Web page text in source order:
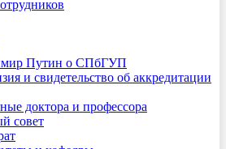
Путин о СПбГУП
и свидетельство об аккредитации
доктора и профессора
совет